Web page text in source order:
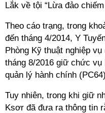
Lắk về tội “Lừa đảo
Theo cáo trạng, trong
đến tháng 4/2014, Y
Phòng Kỹ thuật nghiệp
tháng 8/2016 giữ chức
quản lý hành chính
Tuy nhiên, trong khi giữ
Ksơr đã đưa ra thông tin